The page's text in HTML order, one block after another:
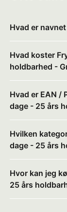
Hvad er
Hvad koster
holdbarhed -
Hvad er EAN /
dage - 25 års
Hvilken
dage - 25 års
Hvor kan jeg
25 års